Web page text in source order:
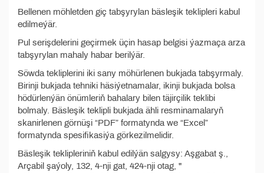
Bellenen möhletden giç tabşyrylan bäsleşik teklipleri kabul
edilmeýär.
Pul serişdelerini geçirmek üçin hasap belgisi ýazmaça arza
tabşyrylan mahaly habar berilýär.
Söwda tekliplerini iki sany möhürlenen bukjada tabşyrmaly.
Birinji bukjada tehniki häsiýetnamalar, ikinji bukjada bolsa
hödürlenýän önümleriň bahalary bilen täjirçilik teklibi
bolmaly. Bäsleşik teklipli bukjada ähli resminamalaryň
skanirlenen görnüşi “PDF” formatynda we “Excel”
formatynda spesifikasiýa görkezilmelidir.
Bäsleşik teklipleriniň kabul edilýän salgysy: Aşgabat ş.,
Arçabil şaýoly, 132, 4-nji gat, 424-nji otag, "